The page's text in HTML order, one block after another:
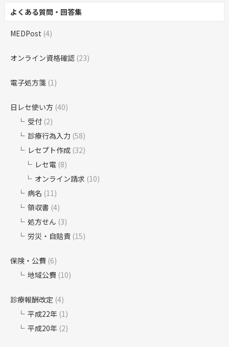
よくある質問・回答集
MEDPost (4)
オンライン資格確認 (23)
電子処方箋 (1)
日レセ使い方 (40)
受付 (2)
診療行為入力 (58)
レセプト作成 (32)
レセ電 (8)
オンライン請求 (10)
病名 (11)
領収書 (4)
処方せん (3)
労災・自賠責 (15)
保険・公費 (6)
地域公費 (10)
診療報酬改定 (4)
平成22年 (1)
平成20年 (2)